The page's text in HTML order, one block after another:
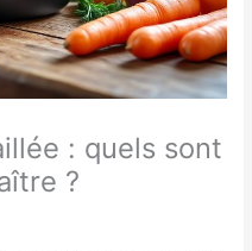
: quels sont
?